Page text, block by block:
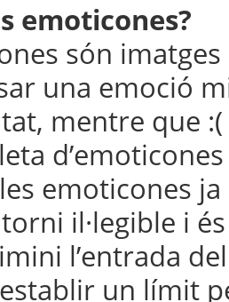
emoticones?
són
una emoció
mentre que
emoticones
il·legible i
l’entrada
un límit